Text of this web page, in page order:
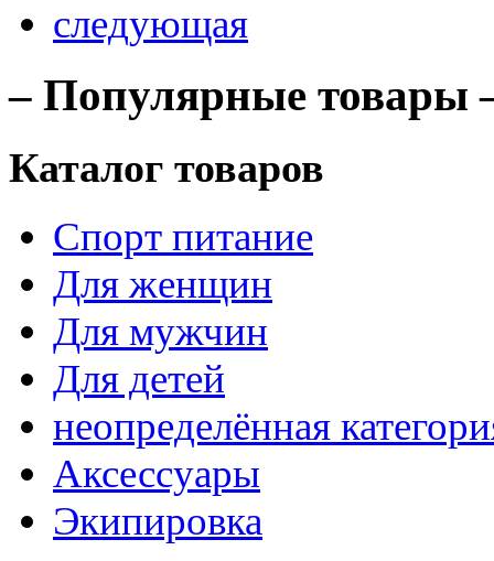
следующая
– Популярные товары
Каталог товаров
Спорт питание
Для женщин
Для мужчин
Для детей
неопределённая
Аксессуары
Экипировка